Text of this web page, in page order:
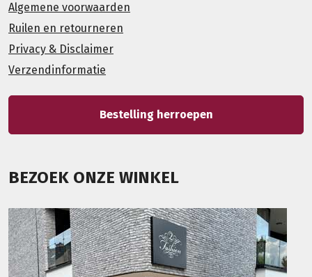
Algemene voorwaarden
Ruilen en retourneren
Privacy & Disclaimer
Verzendinformatie
Bestelling herroepen
BEZOEK ONZE WINKEL